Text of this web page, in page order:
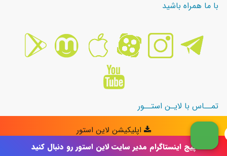
پیج اینستاگرام مدیر سایت لاین استور رو دنبال کنید